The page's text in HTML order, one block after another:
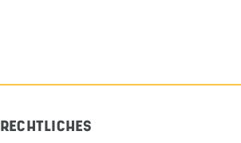
RECHTLICHES